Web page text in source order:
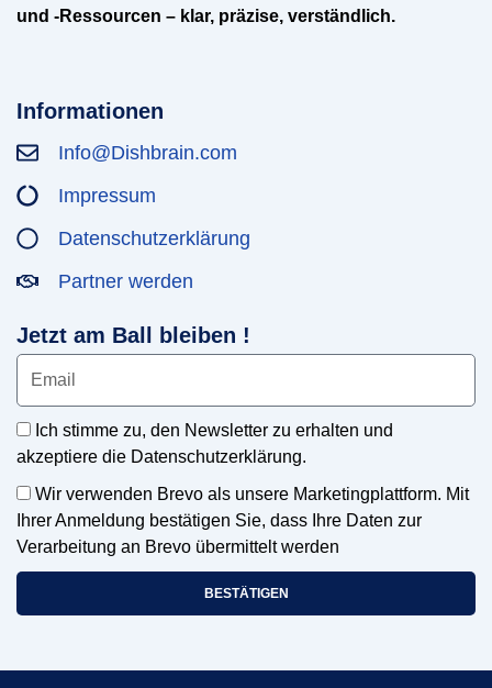
und -Ressourcen – klar, präzise, verständlich.
Informationen
Info@Dishbrain.com
Impressum
Datenschutzerklärung
Partner werden
Jetzt am Ball bleiben !
Ich stimme zu, den Newsletter zu erhalten und
akzeptiere die Datenschutzerklärung.
Wir verwenden Brevo als unsere Marketingplattform. Mit
Ihrer Anmeldung bestätigen Sie, dass Ihre Daten zur
Verarbeitung an Brevo übermittelt werden
BESTÄTIGEN